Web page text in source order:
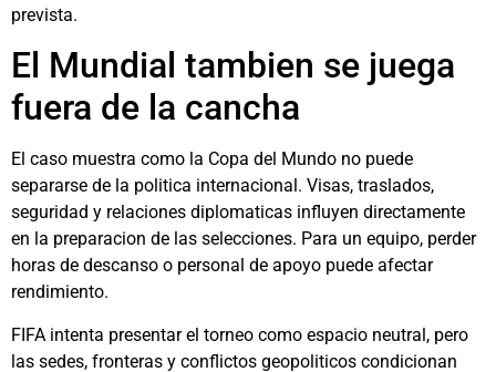
prevista.
El Mundial tambien se juega
fuera de la cancha
El caso muestra como la Copa del Mundo no puede
separarse de la politica internacional. Visas, traslados,
seguridad y relaciones diplomaticas influyen directamente
en la preparacion de las selecciones. Para un equipo, perder
horas de descanso o personal de apoyo puede afectar
rendimiento.
FIFA intenta presentar el torneo como espacio neutral, pero
las sedes, fronteras y conflictos geopoliticos condicionan